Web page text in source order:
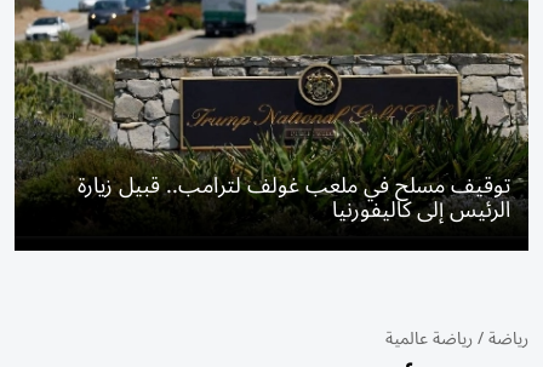
توقيف مسلح في ملعب غولف لترامب.. قبيل زيارة
الرئيس إلى كاليفورنيا
رياضة/رياضة عالمية